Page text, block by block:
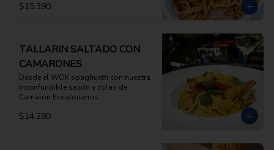
$15.390
TALLARIN SALTADO CON
CAMARONES
Desde el WOK spaghuetti con nuestra
inconfundible sazón y colas de
Camaron Ecuatorianos
$14.290